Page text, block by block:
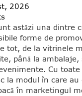
2026
astăzi una dintre
forme de
tot, de la vitrinele
până la ambalaje,
Cu toate
la modul în care au
în marketingul